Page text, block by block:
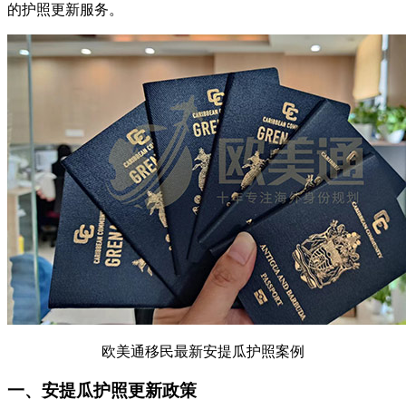
的护照更新服务。
欧美通移民最新安提瓜护照案例
一、安提瓜护照更新政策